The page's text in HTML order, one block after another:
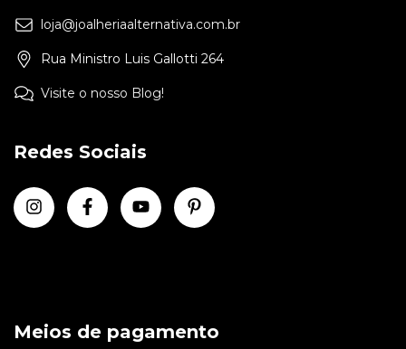
loja@joalheriaalternativa.com.br
Rua Ministro Luis Gallotti 264
Visite o nosso Blog!
Redes Sociais
Meios de pagamento